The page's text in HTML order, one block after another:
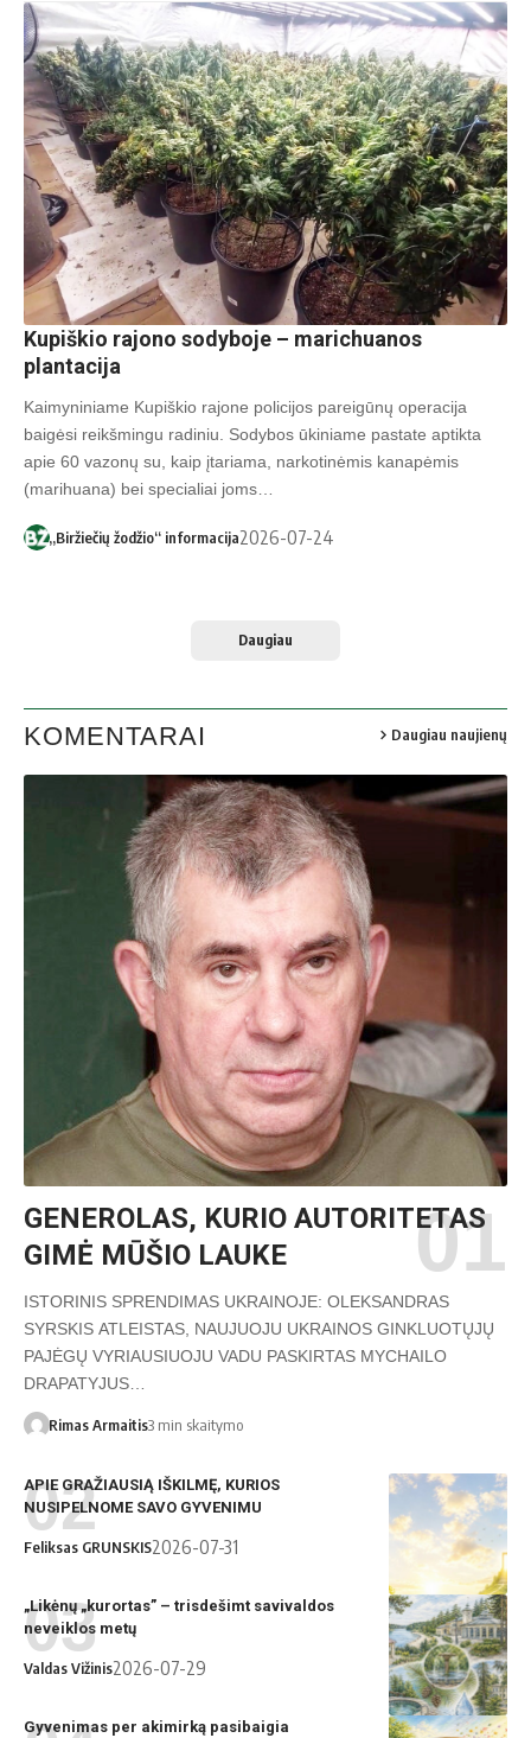
Asociatyvi nuotr.
Kupiškio rajono sodyboje – marichuanos
plantacija
Kaimyniniame Kupiškio rajone policijos pareigūnų operacija
baigėsi reikšmingu radiniu. Sodybos ūkiniame pastate aptikta
apie 60 vazonų su, kaip įtariama, narkotinėmis kanapėmis
(marihuana) bei specialiai joms…
„Biržiečių žodžio“ informacija2026-07-24
Daugiau
KOMENTARAI Daugiau naujienų
GENEROLAS, KURIO AUTORITETAS
GIMĖ MŪŠIO LAUKE
ISTORINIS SPRENDIMAS UKRAINOJE: OLEKSANDRAS
SYRSKIS ATLEISTAS, NAUJUOJU UKRAINOS GINKLUOTŲJŲ
PAJĖGŲ VYRIAUSIUOJU VADU PASKIRTAS MYCHAILO
DRAPATYJUS…
Rimas Armaitis3 min skaitymo
DI piešinys
APIE GRAŽIAUSIĄ IŠKILMĘ, KURIOS
NUSIPELNOME SAVO GYVENIMU
Feliksas GRUNSKIS2026-07-31
DI piešinys
„Likėnų „kurortas” – trisdešimt savivaldos
neveiklos metų
Valdas Vižinis2026-07-29
DI piešinys
Gyvenimas per akimirką pasibaigia